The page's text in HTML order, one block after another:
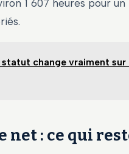
1 607 heures pour
change vraiment sur
: ce qui